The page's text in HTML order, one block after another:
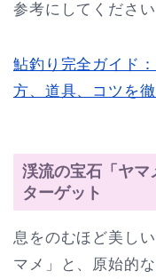
参考にしてください
鮎釣り完全ガイド
方、道具、コツを徹
渓流の宝石「ヤマ
ターゲット
息をのむほど美し
マメ」と、原始的